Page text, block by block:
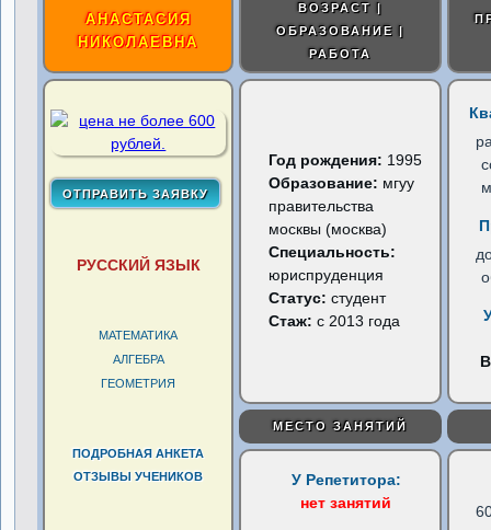
АНАСТАСИЯ
НИКОЛАЕВНА
ВОЗРАСТ |
ОБРАЗОВАНИЕ |
РАБОТА
РУССКИЙ ЯЗЫК
МАТЕМАТИКА
АЛГЕБРА
ГЕОМЕТРИЯ
ПОДРОБНАЯ АНКЕТА
ОТЗЫВЫ УЧЕНИКОВ
Год рождения: 1995
Образование: мгуу
правительства
москвы (москва)
Специальность:
юриспруденция
Статус:студент
Стаж: с 2013 года
МЕСТО ЗАНЯТИЙ
У Репетитора:
нет занятий